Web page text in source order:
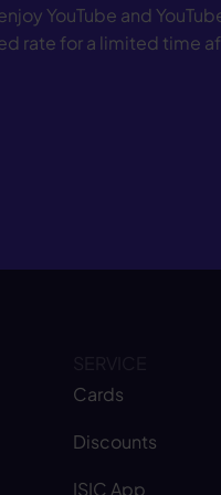
YouTube and
rate for a limited time
Cards
Discounts
ISIC App